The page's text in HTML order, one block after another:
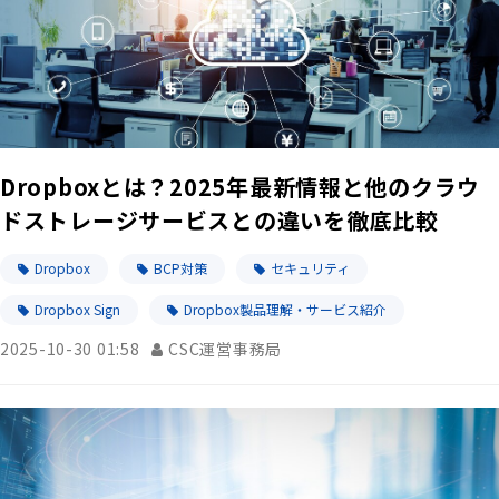
Dropboxとは？2025年最新情報と他のクラウ
ドストレージサービスとの違いを徹底比較
Dropbox BCP対策 セキュリティ
Dropbox Sign Dropbox製品理解・サービス紹介
2025-10-30 01:58 CSC運営事務局